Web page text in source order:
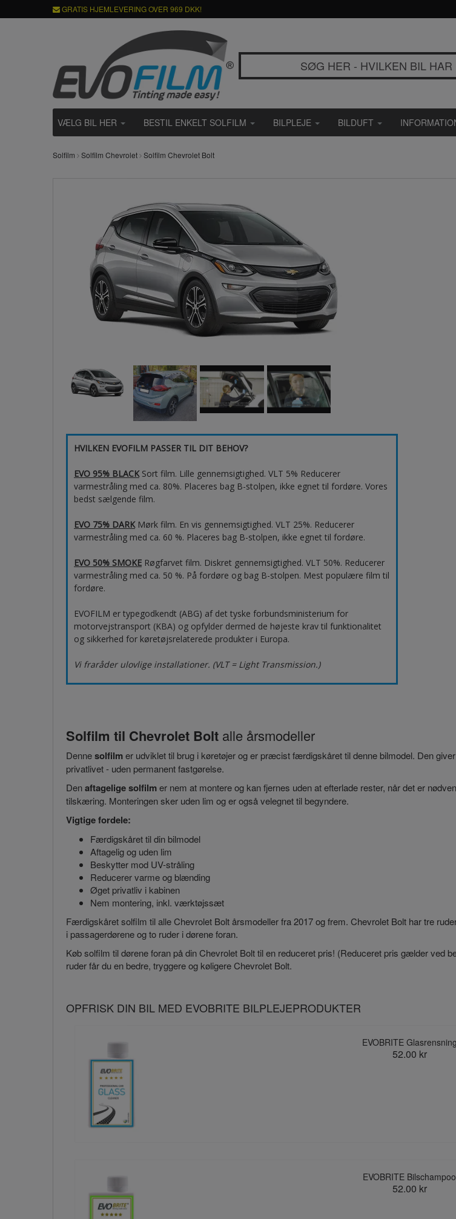
GRATIS HJEMLEVERING OVER 969 DKK!
VÆLG BIL HER BESTIL ENKELT SOLFILM BILPLEJE BILDUFT
Solfilm Solfilm Chevrolet Solfilm Chevrolet Bolt
HVILKEN EVOFILM PASSER TIL DIT BEHOV?
EVO 95% BLACKSort film. Lille gennemsigtighed. VLT 5% Reducerer
varmestråling med ca. 80%. Placeres bag B-stolpen, ikke egnet til fordøre. Vores
bedst sælgende film.
EVO 75% DARKMørk film. En vis gennemsigtighed. VLT 25%. Reducerer
varmestråling med ca. 60 %. Placeres bag B-stolpen, ikke egnet til fordøre.
EVO 50% SMOKE Røgfarvet film. Diskret gennemsigtighed. VLT 50%. Reducerer
varmestråling med ca. 50 %. På fordøre og bag B-stolpen. Mest populære film til
fordøre.
EVOFILM er typegodkendt (ABG) af det tyske forbundsministerium for
motorvejstransport (KBA) og opfylder dermed de højeste krav til funktionalitet
og sikkerhed for køretøjsrelaterede produkter i Europa.
Vi fraråder ulovlige installationer. (VLT = Light Transmission.)
Solfilm til Chevrolet Bolt alle årsmodeller
Dennesolfilmer udviklet til brug i køretøjer og er præcist færdigskåret til denne bilmodel. Den
privatlivet - uden permanent fastgørelse.
Denaftagelige solfilmer nem at montere og kan fjernes uden at efterlade rester, når det er
tilskæring. Monteringen sker uden lim og er også velegnet til begyndere.
Vigtige fordele:
Færdigskåret til din bilmodel
Aftagelig og uden lim
Beskytter mod UV-stråling
Reducerer varme og blænding
Øget privatliv i kabinen
Nem montering, inkl. værktøjssæt
Færdigskåret solfilm til alle Chevrolet Bolt årsmodeller fra 2017 og frem. Chevrolet Bolt har tre
i passagerdørene og to ruder i dørene foran.
Køb solfilm til dørene foran på din Chevrolet Bolt til en reduceret pris! (Reduceret pris gælder ved
ruder får du en bedre, tryggere og køligere Chevrolet Bolt.
OPFRISK DIN BIL MED EVOBRITE BILPLEJEPRODUKTER
EVOBRITE Glasrensning
52.00 kr
EVOBRITE Bilschampoo
52.00 kr